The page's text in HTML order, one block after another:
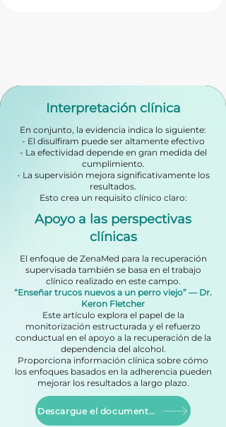
Interpretación clínica
En conjunto, la evidencia indica lo siguiente:
- El disulfiram puede ser altamente efectivo
- La efectividad depende en gran medida del
cumplimiento.
- La supervisión mejora significativamente los
resultados.
Esto crea un requisito clínico claro:
Apoyo a las perspectivas
clínicas
El enfoque de ZenaMed para la recuperación
supervisada también se basa en el trabajo
clínico realizado en este campo.
“Enseñar trucos nuevos a un perro viejo” — Dr.
Keron Fletcher
Este artículo explora el papel de la
monitorización estructurada y el refuerzo
conductual en el apoyo a la recuperación de la
dependencia del alcohol.
Proporciona información clínica sobre cómo
los enfoques basados en la adherencia pueden
mejorar los resultados a largo plazo.
Descargue el documento aquí.